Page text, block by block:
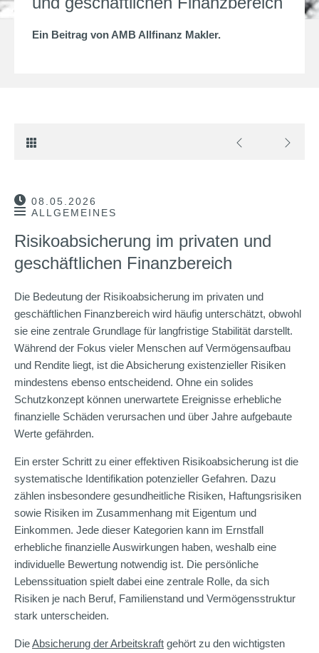
Ein Beitrag von AMB Allfinanz Makler.
08.05.2026
ALLGEMEINES
Risikoabsicherung im privaten und
geschäftlichen Finanzbereich
Die Bedeutung der Risikoabsicherung im privaten und
geschäftlichen Finanzbereich wird häufig unterschätzt, obwohl
sie eine zentrale Grundlage für langfristige Stabilität darstellt.
Während der Fokus vieler Menschen auf Vermögensaufbau
und Rendite liegt, ist die Absicherung existenzieller Risiken
mindestens ebenso entscheidend. Ohne ein solides
Schutzkonzept können unerwartete Ereignisse erhebliche
finanzielle Schäden verursachen und über Jahre aufgebaute
Werte gefährden.
Ein erster Schritt zu einer effektiven Risikoabsicherung ist die
systematische Identifikation potenzieller Gefahren. Dazu
zählen insbesondere gesundheitliche Risiken, Haftungsrisiken
sowie Risiken im Zusammenhang mit Eigentum und
Einkommen. Jede dieser Kategorien kann im Ernstfall
erhebliche finanzielle Auswirkungen haben, weshalb eine
individuelle Bewertung notwendig ist. Die persönliche
Lebenssituation spielt dabei eine zentrale Rolle, da sich
Risiken je nach Beruf, Familienstand und Vermögensstruktur
stark unterscheiden.
DieAbsicherung der Arbeitskraft gehört zu den wichtigsten